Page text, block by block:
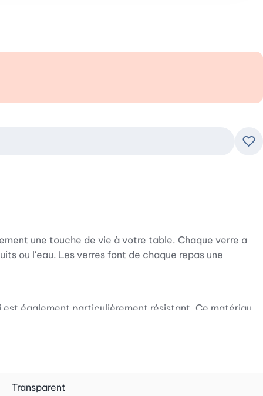
une touche de vie à votre table. Chaque verre a
ou l'eau. Les verres font de chaque repas une
également particulièrement résistant. Ce matériau
ainsi présenter à vos invités non seulement des
Transparent